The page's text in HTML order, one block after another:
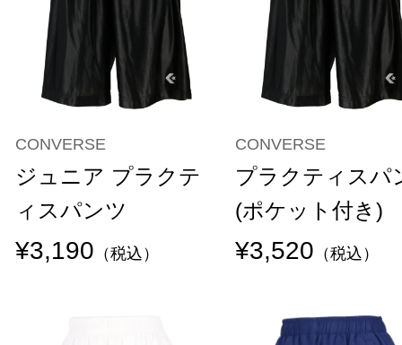
CONVERSE
ジュニア プラクテ
ィスパンツ
¥3,190 （税込）
CONVERSE
プラクティスパ
(ポケット付き)
¥3,520 （税込）